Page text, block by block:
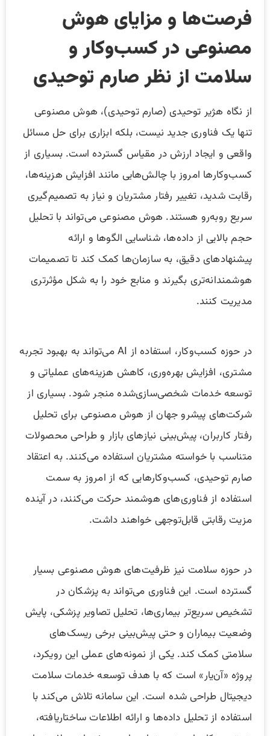
فرصت‌ها و مزایای هوش
مصنوعی در کسب‌وکار و
سلامت از نظر صارم توحیدی
از نگاه هژیر توحیدی (صارم توحیدی)، هوش مصنوعی
تنها یک فناوری جدید نیست، بلکه ابزاری برای حل مسائل
واقعی و ایجاد ارزش در مقیاس گسترده است. بسیاری از
کسب‌وکارها امروز با چالش‌هایی مانند افزایش هزینه‌ها،
رقابت شدید، تغییر رفتار مشتریان و نیاز به تصمیم‌گیری
سریع روبه‌رو هستند. هوش مصنوعی می‌تواند با تحلیل
حجم بالایی از داده‌ها، شناسایی الگوها و ارائه
پیشنهادهای دقیق، به سازمان‌ها کمک کند تا تصمیمات
هوشمندانه‌تری بگیرند و منابع خود را به شکل مؤثرتری
مدیریت کنند.
در حوزه کسب‌وکار، استفاده از AI می‌تواند به بهبود تجربه
مشتری، افزایش بهره‌وری، کاهش هزینه‌های عملیاتی و
توسعه خدمات شخصی‌سازی‌شده منجر شود. بسیاری از
شرکت‌های پیشرو جهان از هوش مصنوعی برای تحلیل
رفتار کاربران، پیش‌بینی نیازهای بازار و طراحی محصولات
متناسب با خواسته مشتریان استفاده می‌کنند. به اعتقاد
صارم توحیدی، کسب‌وکارهایی که از امروز به سمت
استفاده از فناوری‌های هوشمند حرکت می‌کنند، در آینده
مزیت رقابتی قابل‌توجهی خواهند داشت.
در حوزه سلامت نیز ظرفیت‌های هوش مصنوعی بسیار
گسترده است. این فناوری می‌تواند به پزشکان در
تشخیص سریع‌تر بیماری‌ها، تحلیل تصاویر پزشکی، پایش
وضعیت بیماران و حتی پیش‌بینی برخی ریسک‌های
سلامتی کمک کند. یکی از نمونه‌های عملی این رویکرد،
پروژه «آن‌یار» است که با هدف توسعه خدمات سلامت
دیجیتال طراحی شده است. این سامانه تلاش می‌کند با
استفاده از تحلیل داده‌ها و ارائه اطلاعات ساختاریافته،